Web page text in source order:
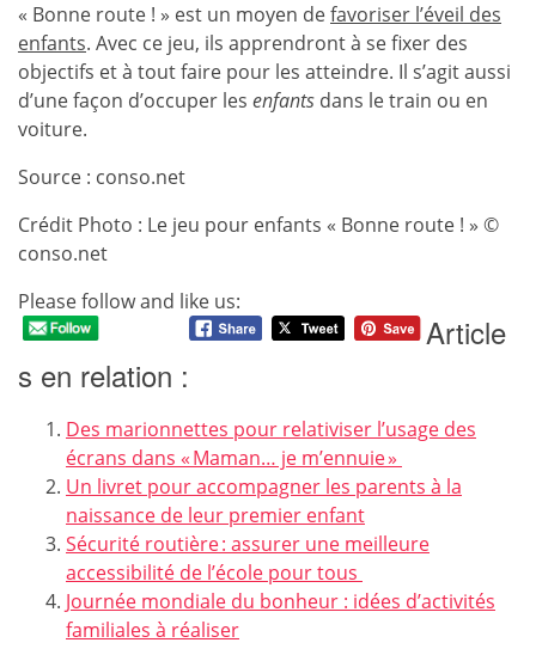
« Bonne route ! » est un moyen defavoriser l’éveil des
enfants. Avec ce jeu, ils apprendront à se fixer des
objectifs et à tout faire pour les atteindre. Il s’agit aussi
d’une façon d’occuper les enfants dans le train ou en
voiture.
Source : conso.net
Crédit Photo : Le jeu pour enfants « Bonne route ! » ©
conso.net
Please follow and like us:
Article
s en relation :
Des marionnettes pour relativiser l’usage des
écrans dans « Maman… je m’ennuie »
Un livret pour accompagner les parents à la
naissance de leur premier enfant
Sécurité routière : assurer une meilleure
accessibilité de l’école pour tous
Journée mondiale du bonheur : idées d’activités
familiales à réaliser